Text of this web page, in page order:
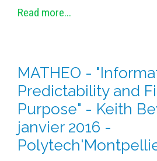
THEMATIC NOTES
Read more...
MATHEO -
Predictability and
Purpose" - Keith
janvier 2016 -